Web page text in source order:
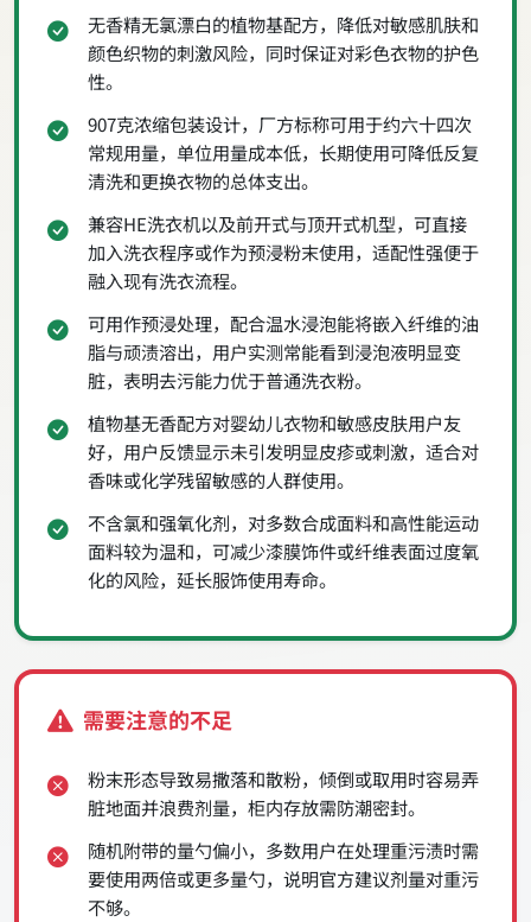
无香精无氯漂白的植物基配方，降低对敏感肌肤和
颜色织物的刺激风险，同时保证对彩色衣物的护色
性。
907克浓缩包装设计，厂方标称可用于约六十四次
常规用量，单位用量成本低，长期使用可降低反复
清洗和更换衣物的总体支出。
兼容HE洗衣机以及前开式与顶开式机型，可直接
加入洗衣程序或作为预浸粉末使用，适配性强便于
融入现有洗衣流程。
可用作预浸处理，配合温水浸泡能将嵌入纤维的油
脂与顽渍溶出，用户实测常能看到浸泡液明显变
脏，表明去污能力优于普通洗衣粉。
植物基无香配方对婴幼儿衣物和敏感皮肤用户友
好，用户反馈显示未引发明显皮疹或刺激，适合对
香味或化学残留敏感的人群使用。
不含氯和强氧化剂，对多数合成面料和高性能运动
面料较为温和，可减少漆膜饰件或纤维表面过度氧
化的风险，延长服饰使用寿命。
需要注意的不足
粉末形态导致易撒落和散粉，倾倒或取用时容易弄
脏地面并浪费剂量，柜内存放需防潮密封。
随机附带的量勺偏小，多数用户在处理重污渍时需
要使用两倍或更多量勺，说明官方建议剂量对重污
不够。